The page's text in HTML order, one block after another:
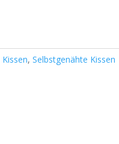
Kissen, Selbstgenähte Kissen